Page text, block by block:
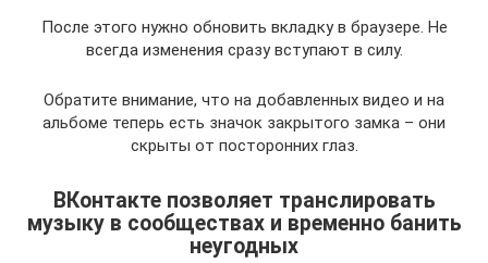
После этого нужно обновить вкладку в браузере. Не
всегда изменения сразу вступают в силу.
Обратите внимание, что на добавленных видео и на
альбоме теперь есть значок закрытого замка – они
скрыты от посторонних глаз.
ВКонтакте позволяет транслировать
музыку в сообществaх и временно банить
неугодных